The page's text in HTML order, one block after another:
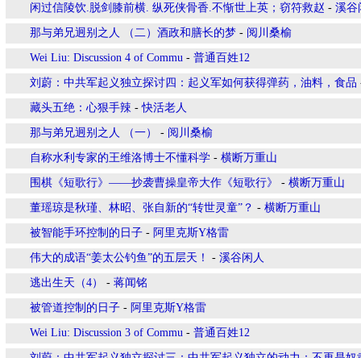
闲过信陵饮.脱剑膝前横. 纵死侠骨香.不惭世上英；窃符救赵 - 溪谷
那与弟兄迥别之人 （二）酒政和膳长的梦 - 阅川桑榆
Wei Liu: Discussion 4 of Commu - 普通百姓12
刘蔚：中共军起义独立探讨四：起义军如何获得弹药，油料，食品
藏头五绝：心狠手辣 -快活老人
那与弟兄迥别之人 （一） - 阅川桑榆
自称水利专家的王维洛博士不懂科学 - 横断万重山
围棋《短歌行》——抄袭曹操皇帝大作《短歌行》 - 横断万重山
董瑶琼是秋瑾、林昭、张自新的“转世灵童”？ - 横断万重山
被智能手环控制的日子 - 阿里克斯Y格雷
伟大的成语“姜太公钓鱼”的五层天！ - 溪谷闲人
逃出生天（4） - 蒋闻铭
被管道控制的日子 - 阿里克斯Y格雷
Wei Liu: Discussion 3 of Commu - 普通百姓12